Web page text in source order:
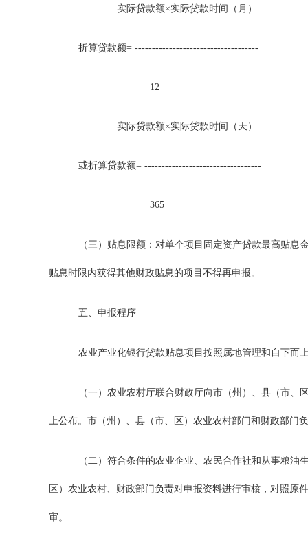
实际贷款额×实际贷款时间（月）
折算贷款额= ------------------------------------
12
实际贷款额×实际贷款时间（天）
或折算贷款额= ----------------------------------
365
（三）贴息限额：对单个项目固定资产贷款最高贴
贴息时限内获得其他财政贴息的项目不得再申报。
五、申报程序
农业产业化银行贷款贴息项目按照属地管理和自下而
（一）农业农村厅联合财政厅向市（州）、县（市
上公布。市（州）、县（市、区）农业农村部门和财政部门
（二）符合条件的农业企业、农民合作社和从事粮
区）农业农村、财政部门负责对申报资料进行审核，对照原
审。